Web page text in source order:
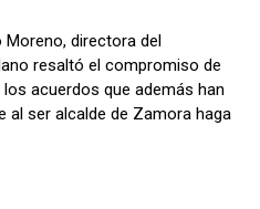
Moreno, directora del
resaltó el compromiso de
acuerdos que además han
al ser alcalde de Zamora haga